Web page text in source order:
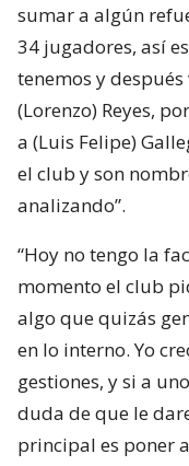
sumar a algún
34 jugadores, así
tenemos y después
(Lorenzo) Reyes,
a (Luis Felipe)
el club y son
analizando”.
“Hoy no tengo la
momento el club
algo que quizás
en lo interno. Yo
gestiones, y si a
duda de que le
principal es poner